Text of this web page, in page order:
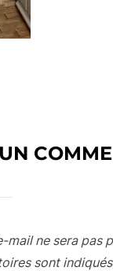
mail ne sera pas
sont